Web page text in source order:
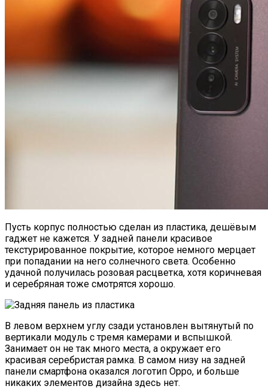
Пусть корпус полностью сделан из пластика, дешёвым
гаджет не кажется. У задней панели красивое
текстурированное покрытие, которое немного мерцает
при попадании на него солнечного света. Особенно
удачной получилась розовая расцветка, хотя коричневая
и серебряная тоже смотрятся хорошо.
В левом верхнем углу сзади установлен вытянутый по
вертикали модуль с тремя камерами и вспышкой.
Занимает он не так много места, а окружает его
красивая серебристая рамка. В самом низу на задней
панели смартфона оказался логотип Oppo, и больше
никаких элементов дизайна здесь нет.